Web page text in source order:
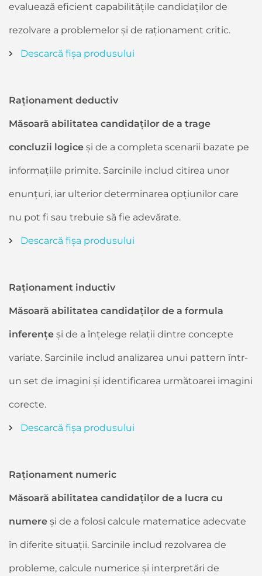
evaluează eficient capabilitățile candidaților de
rezolvare a problemelor și de raționament critic.
Descarcă fișa produsului
Raționament deductiv
Măsoară abilitatea candidaților de a trage
concluzii logice și de a completa scenarii bazate pe
informațiile primite. Sarcinile includ citirea unor
enunțuri, iar ulterior determinarea opțiunilor care
nu pot fi sau trebuie să fie adevărate.
Descarcă fișa produsului
Raționament inductiv
Măsoară abilitatea candidaților de a formula
inferențe și de a înțelege relații dintre concepte
variate. Sarcinile includ analizarea unui pattern într-
un set de imagini și identificarea următoarei imagini
corecte.
Descarcă fișa produsului
Raționament numeric
Măsoară abilitatea candidaților de a lucra cu
numere și de a folosi calcule matematice adecvate
în diferite situații. Sarcinile includ rezolvarea de
probleme, calcule numerice și interpretări de